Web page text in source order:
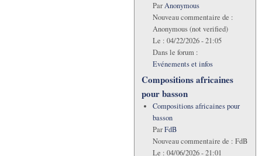
ParAnonymous
Nouveau commentaire de :
Anonymous (not verified)
Le : 04/22/2026 - 21:05
Dans le forum :
Evénements et infos
Compositions africaines
pour basson
Compositions africaines pour
basson
ParFdB
Nouveau commentaire de : FdB
Le : 04/06/2026 - 21:01